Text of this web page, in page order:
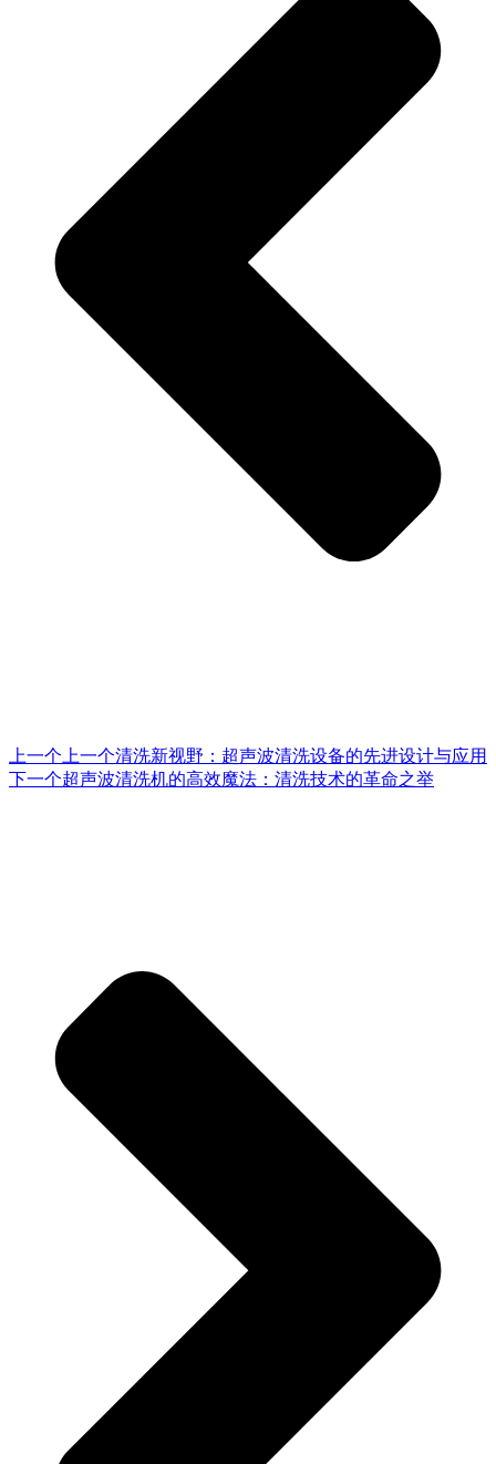
上一个 上一个清洗新视野：超声波清洗设备的先进设计与应用
下一个超声波清洗机的高效魔法：清洗技术的革命之举